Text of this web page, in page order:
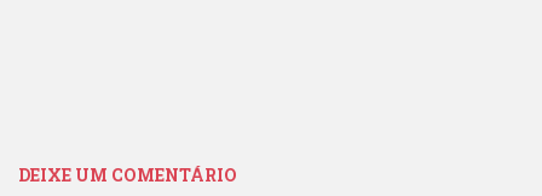
DEIXE UM COMENTÁRIO